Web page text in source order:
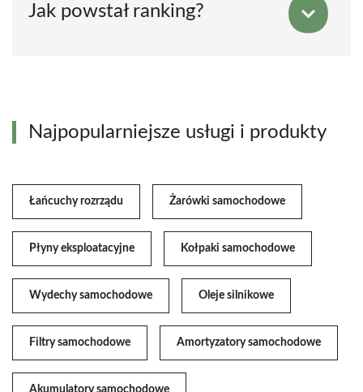
Jak powstał ranking?
Najpopularniejsze usługi i produkty
Łańcuchy rozrządu Żarówki samochodowe
Płyny eksploatacyjne Kołpaki samochodowe
Wydechy samochodowe Oleje silnikowe
Filtry samochodowe Amortyzatory samochodowe
Akumulatory samochodowe